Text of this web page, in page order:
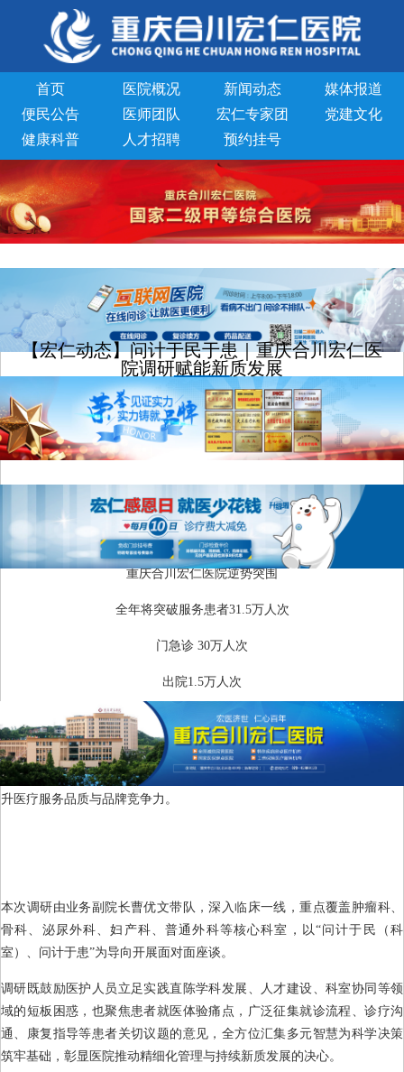
首页 医院概况 新闻动态
媒体报道
便民公告
医师团队 宏仁专家团
党建文化
健康科普
人才招聘 预约挂号
【宏仁动态】问计于民于患｜重庆合川宏仁医
院调研赋能新质发展
文章来源：重庆宏仁医院发表时间：2025-12-17浏览次数:
当下医疗行业竞争激烈
发展挑战加剧
重庆合川宏仁医院逆势突围
全年将突破服务患者31.5万人次
门急诊 30万人次
出院1.5万人次
交出扎实民生答卷
立足年度答卷，着眼长远发展。12月8日，重庆合川宏仁医院启动学科建
设暨品牌提升专题调研，进一步巩固发展成效、破解发展难题，持续提
升医疗服务品质与品牌竞争力。
本次调研由业务副院长曹优文带队，深入临床一线，重点覆盖肿瘤科、
骨科、泌尿外科、妇产科、普通外科等核心科室，以“问计于民（科
室）、问计于患”为导向开展面对面座谈。
调研既鼓励医护人员立足实践直陈学科发展、人才建设、科室协同等领
域的短板困惑，也聚焦患者就医体验痛点，广泛征集就诊流程、诊疗沟
通、康复指导等患者关切议题的意见，全方位汇集多元智慧为科学决策
筑牢基础，彰显医院推动精细化管理与持续新质发展的决心。